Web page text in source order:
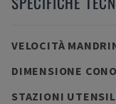
VELOCITÀ
DIMENSIONE CONO
STAZIONI